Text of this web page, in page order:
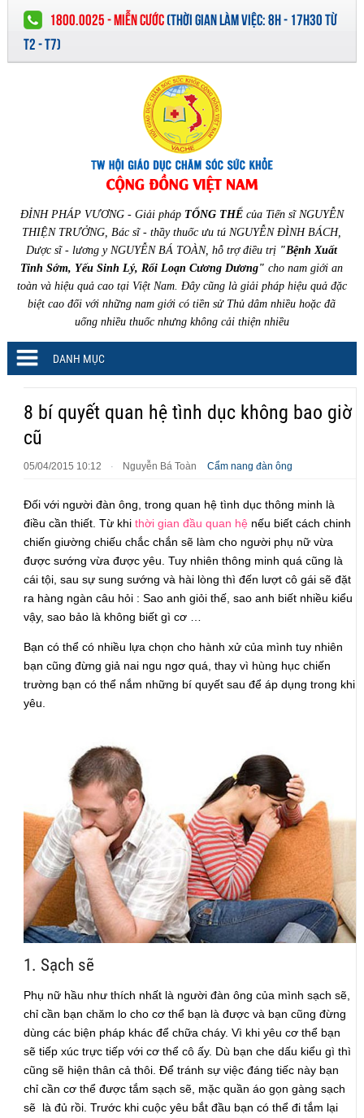
1800.0025 - MIỄN CƯỚC(THỜI GIAN LÀM VIỆC:8H - 17H30 TỪ
T2 - T7)
ĐỈNH PHÁP VƯƠNG - Giải pháp TỔNG THỂcủa Tiến sĩ NGUYỄN
THIỆN TRƯỞNG, Bác sĩ - thầy thuốc ưu tú NGUYỄN ĐÌNH BÁCH,
Dược sĩ - lương y NGUYỄN BÁ TOÀN, hỗ trợ điều trị "Bệnh Xuất
Tinh Sớm, Yếu Sinh Lý, Rối Loạn Cương Dương" cho nam giới an
toàn và hiệu quả cao tại Việt Nam. Đây cũng là giải pháp hiệu quả đặc
biệt cao đối với những nam giới có tiền sử Thủ dâm nhiều hoặc đã
uống nhiều thuốc nhưng không cải thiện nhiều
DANH MỤC
8 bí quyết quan hệ tình dục không bao giờ
cũ
05/04/2015 10:12 · Nguyễn Bá Toàn Cẩm nang đàn ông
Đối với người đàn ông, trong quan hệ tình dục thông minh là
điều cần thiết. Từ khithời gian đầu quan hệ nếu biết cách chinh
chiến giường chiếu chắc chắn sẽ làm cho người phụ nữ vừa
được sướng vừa được yêu. Tuy nhiên thông minh quá cũng là
cái tội, sau sự sung sướng và hài lòng thì đến lượt cô gái sẽ đặt
ra hàng ngàn câu hỏi : Sao anh giỏi thế, sao anh biết nhiều kiểu
vậy, sao bảo là không biết gì cơ …
Bạn có thể có nhiều lựa chọn cho hành xử của mình tuy nhiên
bạn cũng đừng giả nai ngu ngơ quá, thay vì hùng hục chiến
trường bạn có thể nắm những bí quyết sau để áp dụng trong khi
yêu.
1. Sạch sẽ
Phụ nữ hầu như thích nhất là người đàn ông của mình sạch sẽ,
chỉ cần bạn chăm lo cho cơ thể bạn là được và bạn cũng đừng
dùng các biện pháp khác để chữa cháy. Vì khi yêu cơ thể bạn
sẽ tiếp xúc trực tiếp với cơ thể cô ấy. Dù bạn che dấu kiểu gì thì
cũng sẽ hiện thân cả thôi. Để tránh sự việc đáng tiếc này bạn
chỉ cần cơ thể được tắm sạch sẽ, mặc quần áo gọn gàng sạch
sẽ là đủ rồi. Trước khi cuộc yêu bắt đầu bạn có thể đi tắm lại